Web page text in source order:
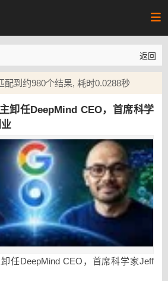
返回
配到约980个结果, 耗时0.0288秒
卸任DeepMind CEO，首席科学
任DeepMind CEO，首席科学家Jeff